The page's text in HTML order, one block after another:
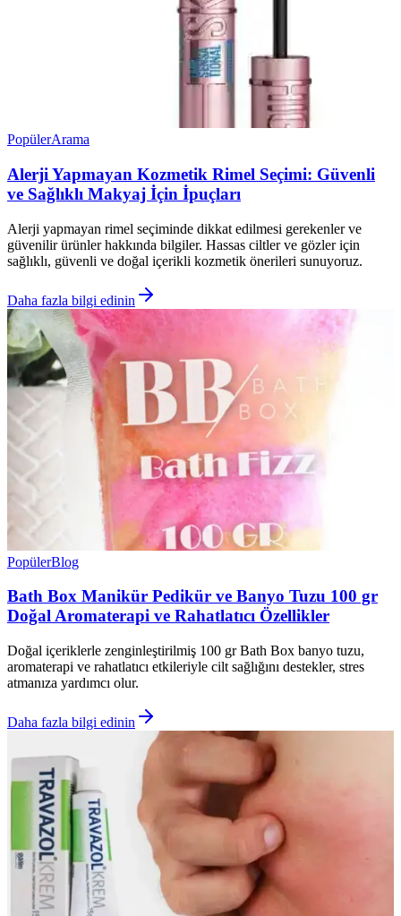
PopülerArama
Alerji Yapmayan Kozmetik Rimel Seçimi: Güvenli
ve Sağlıklı Makyaj İçin İpuçları
Alerji yapmayan rimel seçiminde dikkat edilmesi gerekenler ve
güvenilir ürünler hakkında bilgiler. Hassas ciltler ve gözler için
sağlıklı, güvenli ve doğal içerikli kozmetik önerileri sunuyoruz.
Daha fazla bilgi edinin
PopülerBlog
Bath Box Manikür Pedikür ve Banyo Tuzu 100 gr
Doğal Aromaterapi ve Rahatlatıcı Özellikler
Doğal içeriklerle zenginleştirilmiş 100 gr Bath Box banyo tuzu,
aromaterapi ve rahatlatıcı etkileriyle cilt sağlığını destekler, stres
atmanıza yardımcı olur.
Daha fazla bilgi edinin